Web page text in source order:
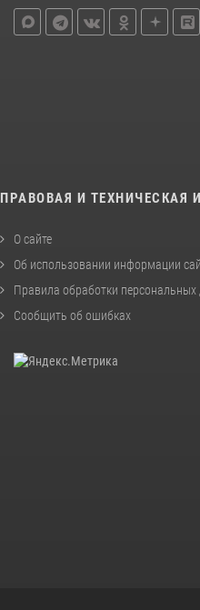
ПРАВОВАЯ И ТЕХНИЧЕСКАЯ
О сайте
Об использовании информации
Правила обработки
Сообщить об ошибках